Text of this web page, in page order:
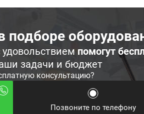
помогут
задачи и бюджет
консультацию?
Позвоните по телефону